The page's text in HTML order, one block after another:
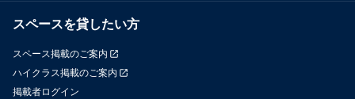
スペースを貸したい方
スペース掲載のご案内
ハイクラス掲載のご案内
掲載者ログイン